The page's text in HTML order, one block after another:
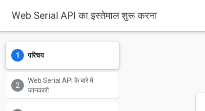
Web Serial API का इस्तेमाल शुरू करना
परिचय
Web Serial API के बारे में
जानकारी